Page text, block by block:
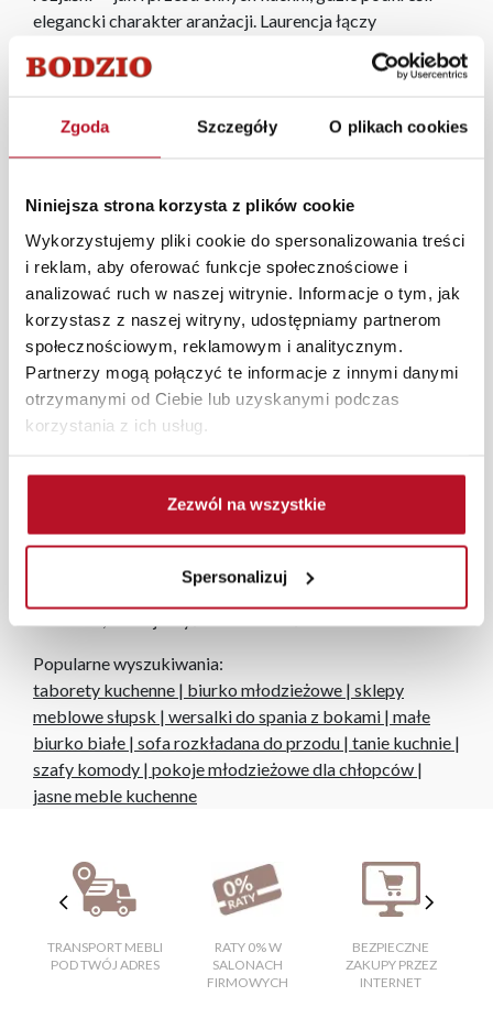
Zgoda Szczegóły O plikach cookies
Niniejsza strona korzysta z plików cookie
Wykorzystujemy pliki cookie do spersonalizowania treści
i reklam, aby oferować funkcje społecznościowe i
analizować ruch w naszej witrynie. Informacje o tym, jak
korzystasz z naszej witryny, udostępniamy partnerom
społecznościowym, reklamowym i analitycznym.
Partnerzy mogą połączyć te informacje z innymi danymi
otrzymanymi od Ciebie lub uzyskanymi podczas
korzystania z ich usług.
Zezwól na wszystkie
Spersonalizuj
elegancki charakter aranżacji. Laurencja łączy
moduły, wysokiej jakości materiały oraz możliwość
kolekcja dopasuje się do potrzeb każdego domu.
Świetnie odnajduje się także w aranżacjach glamour,
W każdym z salonów mebli Bodzio oferujemy pomoc w
aranżacji mebli, a nasi pracownicy z wykorzystaniem
programu Planer 3D bezpłatnie zaprojektują i
przygotują kompleksową wizualizację Państwa
pomieszczenia wraz z wyceną. Każde zamówienie
złożone w sklepie stacjonarnym dostarczymy do 3 dni
roboczych na terenie całej Polski. W przypadku
zamówień internetowych czas dostawy wynosi do 5 dni
niezależnie od miejsca złożenia zamówienia.
Zdjęcia produktów mają charakter poglądowy.
Rzeczywiste kolory i struktura materiałów mogą różnić
się od widocznych na ekranie, zależnie od ustawień
Popularne wyszukiwania:
taborety kuchenne | biurko młodzieżowe | sklepy
meblowe słupsk | wersalki do spania z bokami | małe
biurko białe | sofa rozkładana do przodu | tanie kuchnie |
szafy komody | pokoje młodzieżowe dla chłopców |
jasne meble kuchenne
TRANSPORT MEBLI
POD TWÓJ ADRES
RATY 0% W
SALONACH
FIRMOWYCH
BEZPIECZNE
ZAKUPY PRZEZ
INTERNET